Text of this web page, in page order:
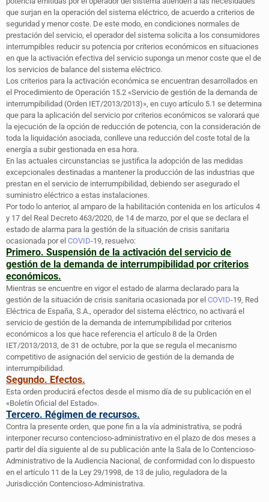
que surjan en la operación del sistema eléctrico, de acuerdo a criterios de
seguridad y menor coste. De este modo, en condiciones normales de
prestación del servicio, el operador del sistema solicita a los consumidores
interrumpibles reducir su potencia por criterios económicos en situaciones
en que la activación efectiva del servicio suponga un menor coste que el de
los servicios de balance del sistema eléctrico.
Los criterios para la activación económica se encuentran desarrollados en
el Procedimiento de Operación 15.2 «Servicio de gestión de la demanda de
interrumpibilidad (Orden IET/2013/2013)», en cuyo artículo 5.1 se determina
que para la aplicación del servicio por criterios económicos se valorará que
la ejecución de la opción de reducción de potencia, con la consideración de
toda la liquidación asociada, conlleve una reducción del coste total de la
energía a subir gestionada en esa hora.
En las actuales circunstancias se justifica la adopción de las medidas
excepcionales destinadas a mantener la producción de las industrias que
prestan en el servicio de interrumpibilidad, debiendo ser asegurado el
suministro eléctrico a estas instalaciones.
Por todo lo anterior, al amparo de la habilitación contenida en los artículos 4
y 17 del Real Decreto 463/2020, de 14 de marzo, por el que se declara el
estado de alarma para la gestión de la situación de crisis sanitaria
ocasionada por el COVID-19, resuelvo:
Primero. Suspensión de la activación del servicio de
gestión de la demanda de interrumpibilidad por criterios
económicos.
Mientras se encuentre en vigor el estado de alarma declarado para la
gestión de la situación de crisis sanitaria ocasionada por el COVID-19, Red
Eléctrica de España, S.A., operador del sistema eléctrico, no activará el
servicio de gestión de la demanda de interrumpibilidad por criterios
económicos a los que hace referencia el artículo 8 de la Orden
IET/2013/2013, de 31 de octubre, por la que se regula el mecanismo
competitivo de asignación del servicio de gestión de la demanda de
interrumpibilidad.
Segundo. Efectos.
Esta orden producirá efectos desde el mismo día de su publicación en el
«Boletín Oficial del Estado».
Tercero. Régimen de recursos.
Contra la presente orden, que pone fin a la vía administrativa, se podrá
interponer recurso contencioso-administrativo en el plazo de dos meses a
partir del día siguiente al de su publicación ante la Sala de lo Contencioso-
Administrativo de la Audiencia Nacional, de conformidad con lo dispuesto
en el artículo 11 de la Ley 29/1998, de 13 de julio, reguladora de la
Jurisdicción Contencioso-Administrativa.